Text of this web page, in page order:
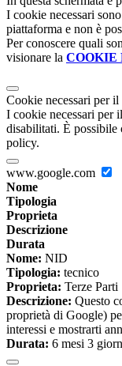
I cookie necessari
piattaforma e non è
Per conoscere quali
visionare la COOKIE
Cookie necessari per
I cookie necessari per
disabilitati. È possibile
policy.
www.google.com
Nome
Tipologia
Proprieta
Descrizione
Durata
Nome: NID
Tipologia: tecnico
Proprieta: Terze Parti
Descrizione: Questo
proprietà di Google)
interessi e mostrarti
Durata: 6 mesi 3